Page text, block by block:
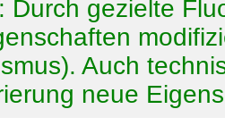
Durch gezielte
Auch
neue